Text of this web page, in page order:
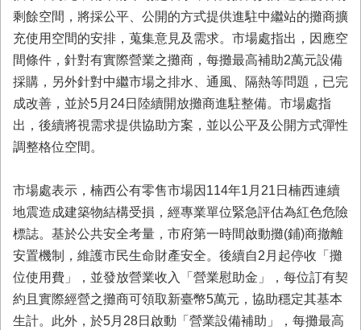
業
務
專
區
便
民
服
務
站
導
覽
回
首
頁
市
剩餘空間，將採公平、公開的方式提供進駐中繼站的攤商擴
充使用空間的安排，蒐集意見及需求。市場處指出，因應空
間條件，針對有實際營業之攤商，每攤最高補助2萬元設備
採購，另外針對中繼市場之排水、通風、隔熱等問題，已完
成改善，並於5月24日陸續開放攤商進駐整備。市場處指
出，後續將視需求提供協助方案，並以公平及公開方式彈性
調整格位空間。
市場處表示，楠西公有零售市場因114年1月21日楠西連續
地震造成建築物結構受損，經專業單位緊急評估為紅色危險
標誌。基於公共安全考量，市府第一時間啟動攤(鋪)商撤離
安置機制，維護市民生命財產安全。後續自2月起停收「攤
位使用費」，並發放營業收入「營業慰助金」，每位訂有契
約且實際經營之攤商可領取新臺幣5萬元，協助穩定其基本
生計。此外，於5月28日啟動「營業設備補助」，每攤最高